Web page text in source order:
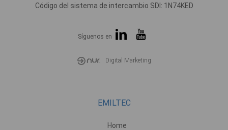
Código del sistema de intercambio SDI: 1N74KED
Síguenos en
Digital Marketing
EMILTEC
Home